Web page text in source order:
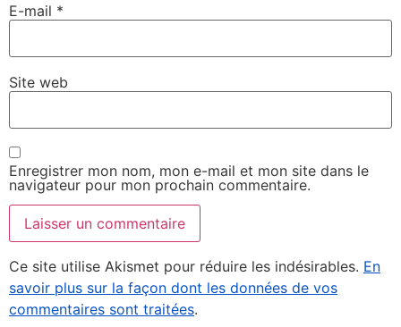
E-mail *
Site web
Enregistrer mon nom, mon e-mail et mon site dans le
navigateur pour mon prochain commentaire.
Ce site utilise Akismet pour réduire les indésirables. En
savoir plus sur la façon dont les données de vos
commentaires sont traitées.